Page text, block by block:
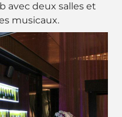
avec deux salles et
musicaux.